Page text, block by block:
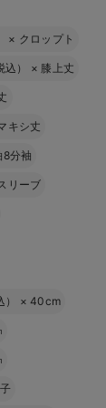
× クロップト
） × 膝上丈
キシ丈
8分袖
リーブ
×40cm